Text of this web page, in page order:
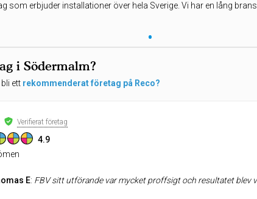
som erbjuder installationer över hela Sverige. Vi har en lång
•
i Södermalm?
ett rekommenderat företag på Reco?
Verifierat företag
4.9
E: FBV sitt utförande var mycket proffsigt och resultatet blev väldigt bra. Jag kan